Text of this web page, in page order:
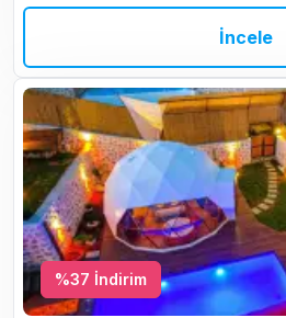
İncele
%37 İndirim